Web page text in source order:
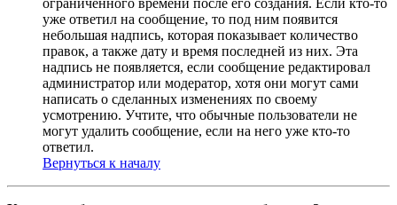
уже ответил на сообщение, то под ним появится
небольшая надпись, которая показывает количество
правок, а также дату и время последней из них. Эта
надпись не появляется, если сообщение редактировал
администратор или модератор, хотя они могут сами
написать о сделанных изменениях по своему
усмотрению. Учтите, что обычные пользователи не
могут удалить сообщение, если на него уже кто-то
ответил.
Вернуться к началу